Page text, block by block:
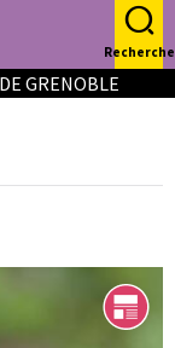
Recherche
GRENOBLE